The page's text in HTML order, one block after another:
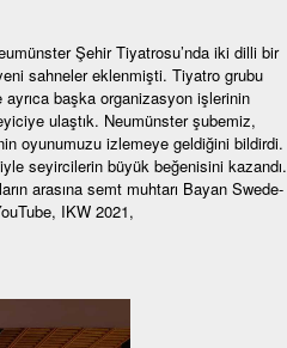
Şehir Tiyatrosu’nda iki dilli bir
sahneler eklenmişti. Tiyatro grubu
başka organizasyon işlerinin
ulaştık. Neumünster şubemiz,
oyunumuzu izlemeye geldiğini bildirdi.
seyircilerin büyük beğenisini kazandı.
arasına semt muhtarı Bayan Swede-
IKW 2021,